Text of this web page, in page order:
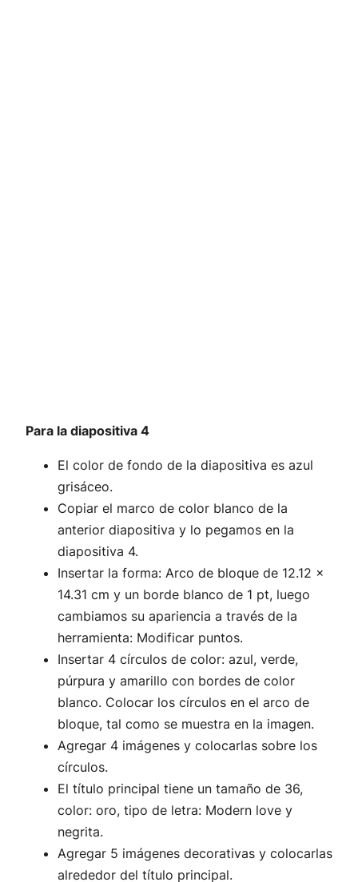
Para la diapositiva 4
El color de fondo de la diapositiva es azul
grisáceo.
Copiar el marco de color blanco de la
anterior diapositiva y lo pegamos en la
diapositiva 4.
Insertar la forma: Arco de bloque de 12.12 x
14.31 cm y un borde blanco de 1 pt, luego
cambiamos su apariencia a través de la
herramienta: Modificar puntos.
Insertar 4 círculos de color: azul, verde,
púrpura y amarillo con bordes de color
blanco. Colocar los círculos en el arco de
bloque, tal como se muestra en la imagen.
Agregar 4 imágenes y colocarlas sobre los
círculos.
El título principal tiene un tamaño de 36,
color: oro, tipo de letra: Modern love y
negrita.
Agregar 5 imágenes decorativas y colocarlas
alrededor del título principal.